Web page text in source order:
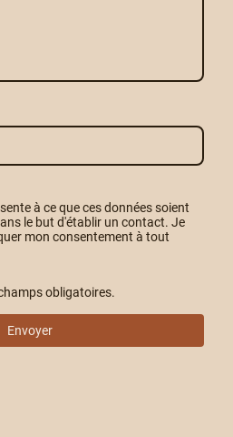
à ce que ces données soient
le but d'établir un contact. Je
mon consentement à tout
obligatoires.
Envoyer